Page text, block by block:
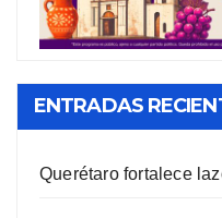
ENTRADAS
Querétaro fortalece